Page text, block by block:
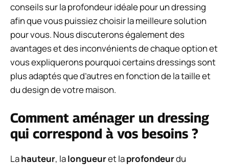
conseils sur la profondeur idéale pour un dressing
afin que vous puissiez choisir la meilleure solution
pour vous. Nous discuterons également des
avantages et des inconvénients de chaque option et
vous expliquerons pourquoi certains dressings sont
plus adaptés que d’autres en fonction de la taille et
du design de votre maison.
Comment aménager un dressing
qui correspond à vos besoins ?
Lahauteur, lalongueuret laprofondeurdu